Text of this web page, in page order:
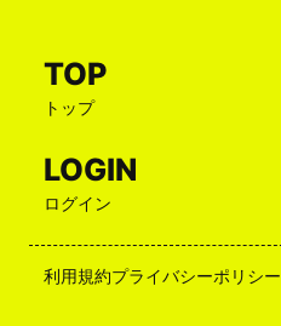
TOP
トップ
LOGIN
ログイン
利用規約プライバシーポリシー